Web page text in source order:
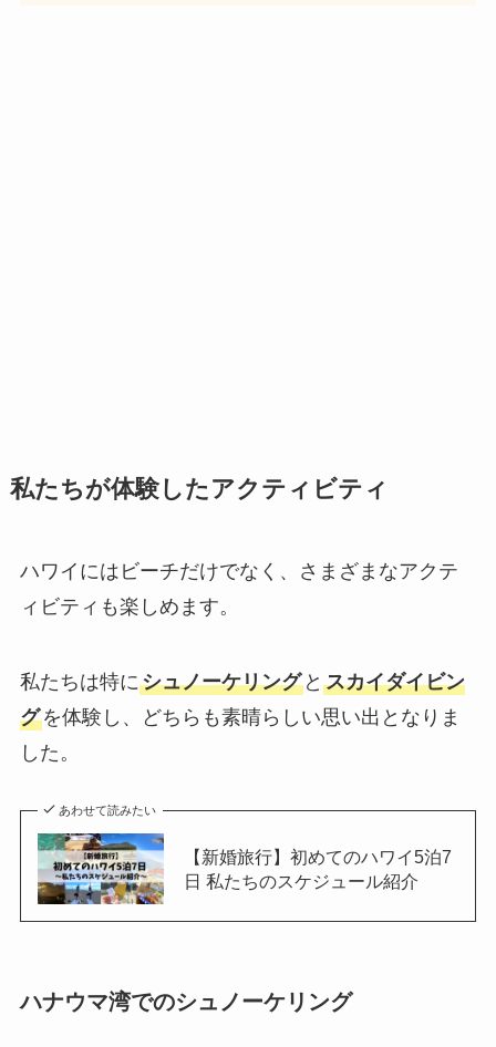
私たちが体験したアクティビティ
ハワイにはビーチだけでなく、さまざまなアクテ
ィビティも楽しめます。
私たちは特にシュノーケリングと スカイダイビン
グを体験し、どちらも素晴らしい思い出となりま
した。
あわせて読みたい
【新婚旅行】初めてのハワイ5泊7
日 私たちのスケジュール紹介
ハナウマ湾でのシュノーケリング